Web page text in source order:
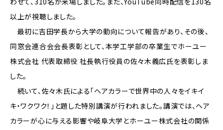
以上が視聴しました。
最初に吉田学長から大学の動向について報告があり、その後、
同窓会連合会会長表彰として、本学工学部の卒業生でホーユー
株式会社 代表取締役 社長執行役員の佐々木義広氏を表彰しま
した。
続いて、佐々木氏による「ヘアカラーで世界中の人々をイキイ
キ・ワクワク！」と題した特別講演が行われました。講演では、ヘア
カラーが心に与える影響や岐阜大学とホーユー株式会社の関係